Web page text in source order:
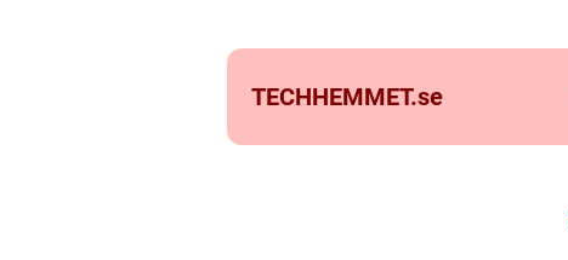
TECHHEMMET.se